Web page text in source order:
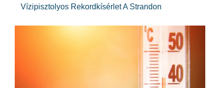
Vízipisztolyos Rekordkísérlet A Strandon